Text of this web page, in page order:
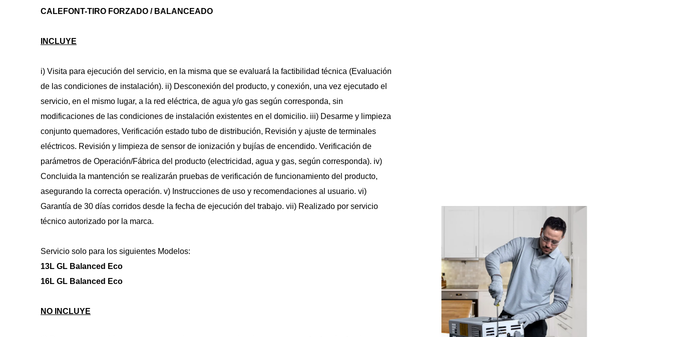
CALEFONT-TIRO FORZADO / BALANCEADO
INCLUYE
i) Visita para ejecución del servicio, en la misma que se evaluará la factibilidad técnica (Evaluación
de las condiciones de instalación). ii) Desconexión del producto, y conexión, una vez ejecutado el
servicio, en el mismo lugar, a la red eléctrica, de agua y/o gas según corresponda, sin
modificaciones de las condiciones de instalación existentes en el domicilio. iii) Desarme y limpieza
conjunto quemadores, Verificación estado tubo de distribución, Revisión y ajuste de terminales
eléctricos. Revisión y limpieza de sensor de ionización y bujías de encendido. Verificación de
parámetros de Operación/Fábrica del producto (electricidad, agua y gas, según corresponda). iv)
Concluida la mantención se realizarán pruebas de verificación de funcionamiento del producto,
asegurando la correcta operación. v) Instrucciones de uso y recomendaciones al usuario. vi)
Garantía de 30 días corridos desde la fecha de ejecución del trabajo. vii) Realizado por servicio
técnico autorizado por la marca.
Servicio solo para los siguientes Modelos:
13L GL Balanced Eco
16L GL Balanced Eco
NO INCLUYE